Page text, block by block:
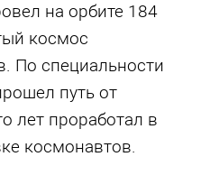
на орбите 184
космос
По специальности
путь от
лет проработал в
космонавтов.